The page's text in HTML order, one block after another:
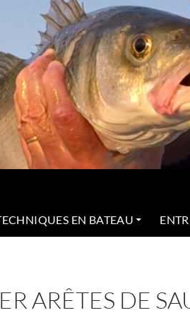
EN BATEAU
ARÊTES DE